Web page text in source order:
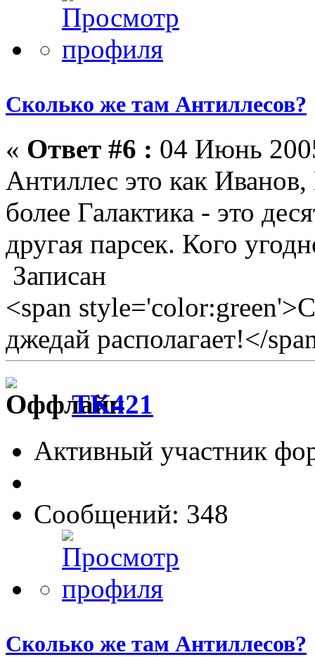
Сколько же там Антиллесов?
« Ответ #6 : 04 Июнь
Антиллес это как
более Галактика - это
другая парсек. Кого
Записан
<span
джедай располагает!</
TK421
Активный участник
Сообщений: 348
Сколько же там Антиллесов?